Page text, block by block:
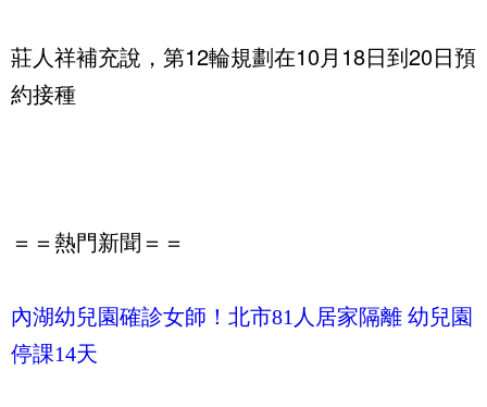
莊人祥補充說，第12輪規劃在10月 18日到 20日預
約接種
＝＝熱門新聞＝＝
內湖幼兒園確診女師！北市81人居家隔離 幼兒園
停課14天